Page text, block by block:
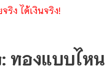
ริง ได้เงินจริง!
ทองแบบไหน